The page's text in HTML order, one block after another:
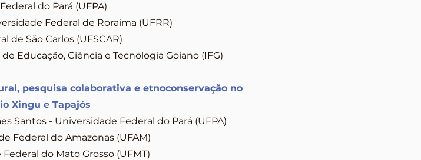
do Pará (UFPA)
Federal de Roraima (UFRR)
de São Carlos (UFSCAR)
Educação, Ciência e Tecnologia Goiano (IFG)
pesquisa colaborativa e etnoconservação no
Xingu e Tapajós
Santos - Universidade Federal do Pará (UFPA)
Federal do Amazonas (UFAM)
do Mato Grosso (UFMT)